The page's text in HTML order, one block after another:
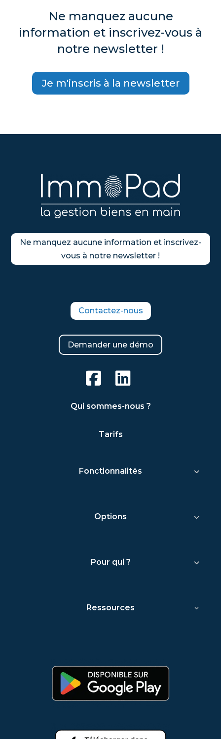
Ne manquez aucune
information et inscrivez-vous à
notre newsletter !
Je m'inscris à la newsletter
Ne manquez aucune information et inscrivez-
vous à notre newsletter !
Contactez-nous
Demander une démo
Qui sommes-nous ?
Tarifs
Fonctionnalités
Options
Pour qui ?
Ressources